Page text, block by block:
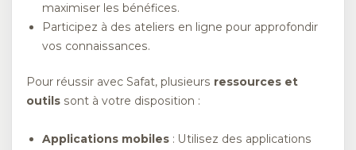
maximiser les bénéfices.
Participez à des ateliers en ligne pour approfondir
vos connaissances.
Pour réussir avec Safat, plusieurs ressources et
outils sont à votre disposition :
Applications mobiles : Utilisez des applications